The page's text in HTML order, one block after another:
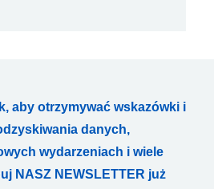
aby otrzymywać wskazówki i
danych,
wydarzeniach i wiele
NASZ NEWSLETTER już